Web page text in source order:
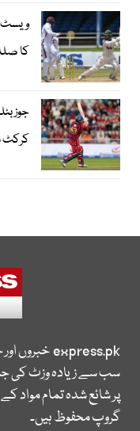
ویسٹ
کا
جوز
کرکٹ
express.pkخبروں
سب سے زیادہ وزٹ کی
پر شائع شدہ تمام مواد
گروپ محفوظ ہیں۔